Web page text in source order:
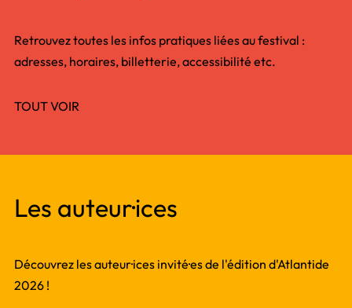
Retrouvez toutes les infos pratiques liées au festival :
adresses, horaires, billetterie, accessibilité etc.
TOUT VOIR
Les auteur·ices
Découvrez les auteur·ices invité·es de l'édition d'Atlantide
2026 !